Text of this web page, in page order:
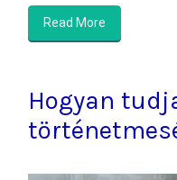
Read More
Hogyan